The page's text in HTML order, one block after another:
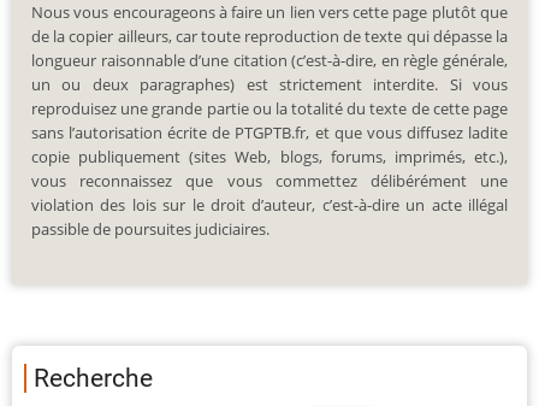
Nous vous encourageons à faire un lien vers cette page plutôt que
de la copier ailleurs, car toute reproduction de texte qui dépasse la
longueur raisonnable d’une citation (c’est-à-dire, en règle générale,
un ou deux paragraphes) est strictement interdite. Si vous
reproduisez une grande partie ou la totalité du texte de cette page
sans l’autorisation écrite de PTGPTB.fr, et que vous diffusez ladite
copie publiquement (sites Web, blogs, forums, imprimés, etc.),
vous reconnaissez que vous commettez délibérément une
violation des lois sur le droit d’auteur, c’est-à-dire un acte illégal
passible de poursuites judiciaires.
Recherche